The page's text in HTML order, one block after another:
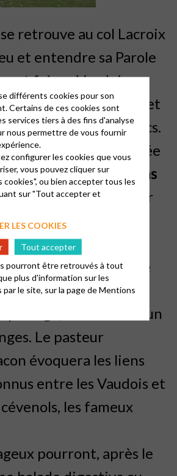
retrouve au col Lacroix
et entendre sa Parole
et frères Vaudois
moment chaleureux et
repas tiré des sacs.
rencontre est fixée
nous retrouverons
col Lacroixà11h
pour
spirituel avec nos
Ils prépareront la
le pasteur Christophe
et les chants.
partagé, nous aurons un
Le pasteur
évoquera les liens
entre les Vaudois et
les fameux
pourront, après le
différents cookies pour son
Certains de ces cookies sont
services tiers à des fins d'analyse
nous permettre de vous fournir
configurer les cookies que vous
vous pouvez cliquer sur
cookies", ou bien accepter tous les
sur "Tout accepter et
LES COOKIES
Tout accepter
pourront être retrouvés à tout
plus d'information sur les
le site, sur la page deMentions